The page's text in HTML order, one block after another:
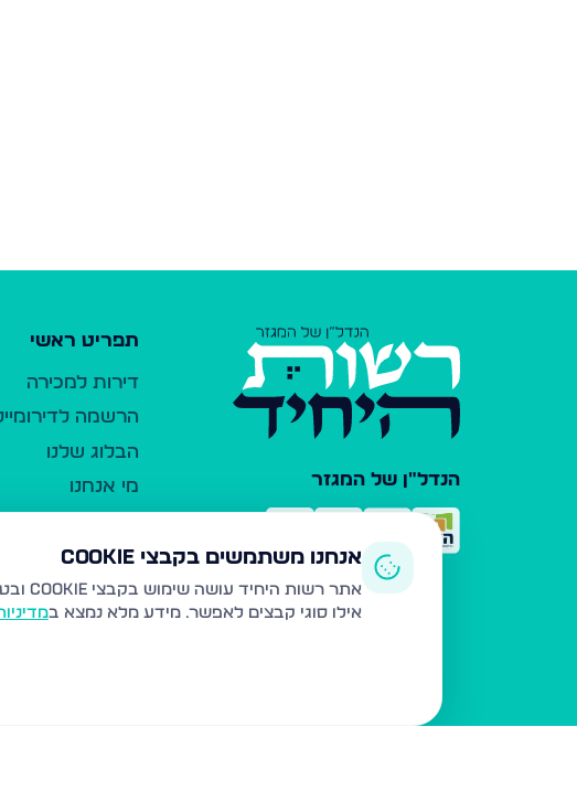
הנדל"ן של המגזר
תפריט ראשי
דירות למכירה
הרשמה
הבלוג שלנו
מי אנחנו
כלי עזר
פרסום ברשות
משרדי תיווך
אנחנו משתמשים בקבצי Cookie
אתר רשות היחיד עושה שימוש בקבצי Cookie ובטכנולוגיות דומות לצורך תפעול האתר, שיפור חוויית המשתמש, ניתוח שימוש ושיווק מותאם.
אילו סוגי קבצים לאפשר. מידע מלא נמצא ב